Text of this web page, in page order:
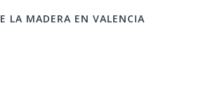
LA MADERA EN VALENCIA